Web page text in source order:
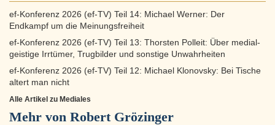
ef-Konferenz 2026 (ef-TV) Teil 14: Michael Werner: Der
Endkampf um die Meinungsfreiheit
ef-Konferenz 2026 (ef-TV) Teil 13: Thorsten Polleit: Über medial-
geistige Irrtümer, Trugbilder und sonstige Unwahrheiten
ef-Konferenz 2026 (ef-TV) Teil 12: Michael Klonovsky: Bei Tische
altert man nicht
Alle Artikel zu Mediales
Mehr von Robert Grözinger